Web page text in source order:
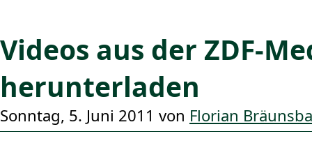
Videos aus der ZDF-
herunterladen
Sonntag, 5. Juni 2011 von Florian